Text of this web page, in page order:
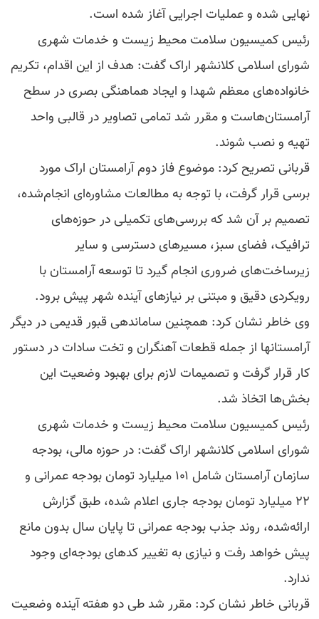
نهایی شده و عملیات اجرایی آغاز شده است.
رئیس کمیسیون سلامت محیط زیست و خدمات شهری
شورای اسلامی کلانشهر اراک گفت: هدف از این اقدام، تکریم
خانواده‌های معظم شهدا و ایجاد هماهنگی بصری در سطح
آرامستان‌هاست و مقرر شد تمامی تصاویر در قالبی واحد
تهیه و نصب شوند.
قربانی تصریح کرد: موضوع فاز دوم آرامستان اراک مورد
برسی قرار گرفت، با توجه به مطالعات مشاوره‌ای انجام‌شده،
تصمیم بر آن شد که بررسی‌های تکمیلی در حوزه‌های
ترافیک، فضای سبز، مسیرهای دسترسی و سایر
زیرساخت‌های ضروری انجام گیرد تا توسعه آرامستان با
رویکردی دقیق و مبتنی بر نیازهای آینده شهر پیش برود.
وی خاطر نشان کرد: همچنین ساماندهی قبور قدیمی در دیگر
آرامستانها از جمله قطعات آهنگران و تخت سادات در دستور
کار قرار گرفت و تصمیمات لازم برای بهبود وضعیت این
بخش‌ها اتخاذ شد.
رئیس کمیسیون سلامت محیط زیست و خدمات شهری
شورای اسلامی کلانشهر اراک گفت: در حوزه مالی، بودجه
سازمان آرامستان شامل ۱۰۱ میلیارد تومان بودجه عمرانی و
۲۲ میلیارد تومان بودجه جاری اعلام شده، طبق گزارش
ارائه‌شده، روند جذب بودجه عمرانی تا پایان سال بدون مانع
پیش خواهد رفت و نیازی به تغییر کدهای بودجه‌ای وجود
ندارد.
قربانی خاطر نشان کرد: مقرر شد طی دو هفته آینده وضعیت